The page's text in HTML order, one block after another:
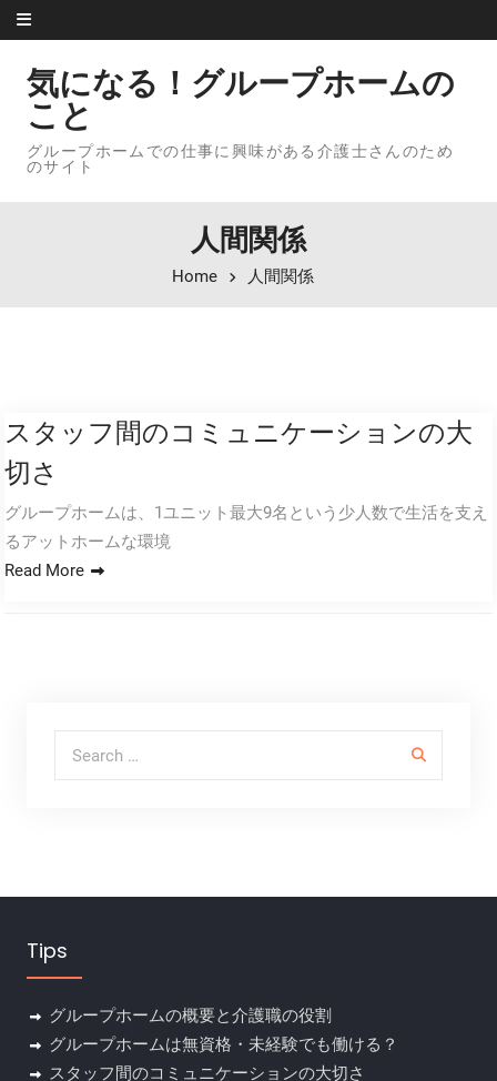
Skip to content
気になる！グループホームの
こと
グループホームでの仕事に興味がある介護士さんのため
のサイト
人間関係
Home 人間関係
スタッフ間のコミュニケーションの大
切さ
グループホームは、1ユニット最大9名という少人数で生活を支え
るアットホームな環境
Read More
Tips
グループホームの概要と介護職の役割
グループホームは無資格・未経験でも働ける？
スタッフ間のコミュニケーションの大切さ